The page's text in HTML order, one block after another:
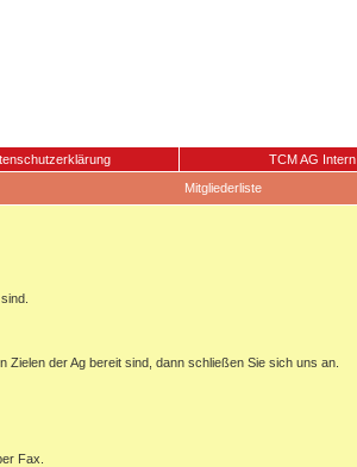
TCM AG Intern
Mitgliederliste
Zielen der Ag bereit sind, dann schließen Sie sich uns an.
Fax.